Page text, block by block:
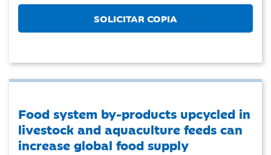
SOLICITAR COPIA
Food system by-products upcycled in
livestock and aquaculture feeds can
increase global food supply